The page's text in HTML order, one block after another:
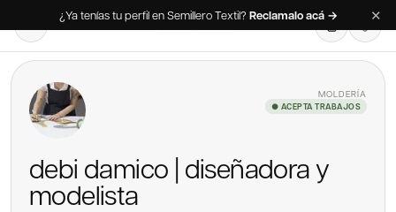
¿Ya tenías tu perfil en Semillero Textil? Reclamalo acá → ✕
MOLDERÍA
● ACEPTA TRABAJOS
debi damico | diseñadora y
modelista